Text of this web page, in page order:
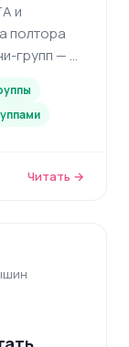
и
полтора
групп — и
Читать →